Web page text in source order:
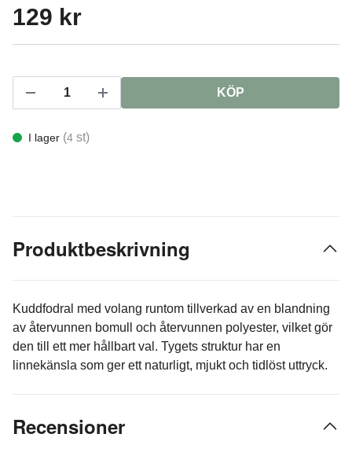
129 kr
KÖP
I lager (4 st)
Produktbeskrivning
Kuddfodral med volang runtom tillverkad av en blandning
av återvunnen bomull och återvunnen polyester, vilket gör
den till ett mer hållbart val. Tygets struktur har en
linnekänsla som ger ett naturligt, mjukt och tidlöst uttryck.
Recensioner